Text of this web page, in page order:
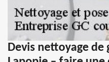
Devis nettoyage de